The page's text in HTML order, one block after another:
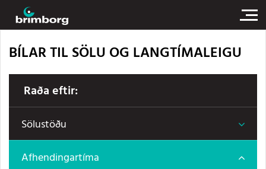
BÍLAR TIL SÖLU OG LANGTÍMALEIGU
Raða eftir:
Sölustöðu
Afhendingartíma